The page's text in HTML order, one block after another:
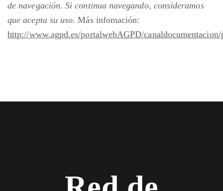
de navegación. Si continua navegando, consideramos
que acepta su uso. Más infomación:
http://www.agpd.es/portalwebAGPD/